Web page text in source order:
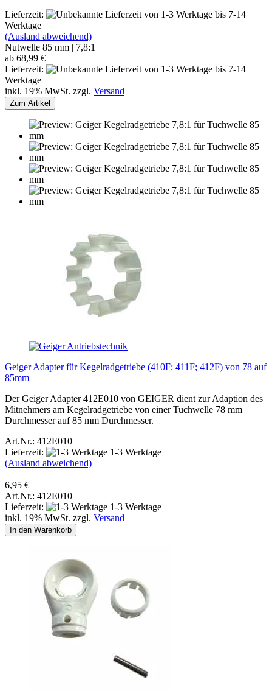
Lieferzeit:
von 1-3 Werktage bis 7-14
Werktage
(Ausland abweichend)
Nutwelle 85 mm | 7,8:1
ab 68,99 €
Lieferzeit:
von 1-3 Werktage bis 7-14
Werktage
inkl. 19% MwSt. zzgl. Versand
Zum Artikel
Geiger Adapter für Kegelradgetriebe (410F; 411F; 412F) von 78 auf
85mm
Der Geiger Adapter 412E010 von GEIGER dient zur Adaption des
Mitnehmers am Kegelradgetriebe von einer Tuchwelle 78 mm
Durchmesser auf 85 mm Durchmesser.
Art.Nr.: 412E010
Lieferzeit:
1-3 Werktage
(Ausland abweichend)
6,95 €
Art.Nr.: 412E010
Lieferzeit:
1-3 Werktage
inkl. 19% MwSt. zzgl. Versand
In den Warenkorb